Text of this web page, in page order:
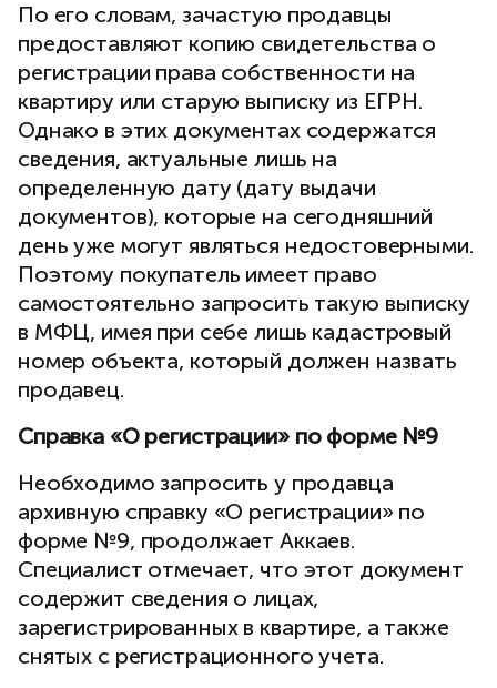
По его словам, зачастую продавцы
предоставляют копию свидетельства о
регистрации права собственности на
квартиру или старую выписку из ЕГРН.
Однако в этих документах содержатся
сведения, актуальные лишь на
определенную дату (дату выдачи
документов), которые на сегодняшний
день уже могут являться недостоверными.
Поэтому покупатель имеет право
самостоятельно запросить такую выписку
в МФЦ, имея при себе лишь кадастровый
номер объекта, который должен назвать
продавец.
Справка «О регистрации» по форме №9
Необходимо запросить у продавца
архивную справку «О регистрации» по
форме №9, продолжает Аккаев.
Специалист отмечает, что этот документ
содержит сведения о лицах,
зарегистрированных в квартире, а также
снятых с регистрационного учета.